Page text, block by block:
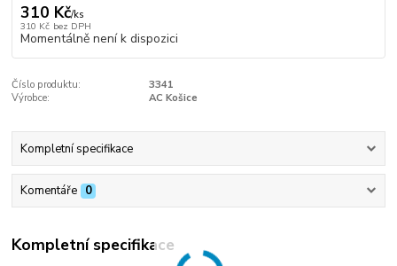
310 Kč/ks
310 Kč bez DPH
Momentálně není k dispozici
Číslo produktu:
3341
Výrobce:
AC Košice
Kompletní specifikace
Komentáře 0
Kompletní specifikace